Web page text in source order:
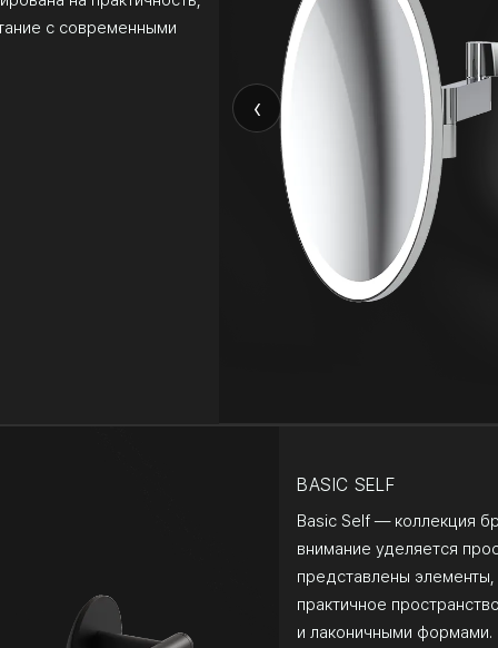
‹
с современными
BASIC SELF
Basic Self — коллекция
внимание уделяется
представлены
практичное
и лаконичными